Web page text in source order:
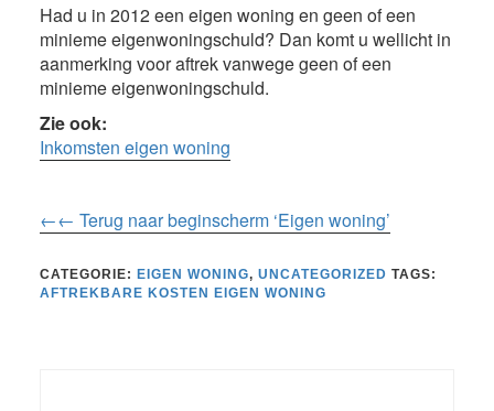
Had u in 2012 een eigen woning en geen of een
minieme eigenwoningschuld? Dan komt u wellicht in
aanmerking voor aftrek vanwege geen of een
minieme eigenwoningschuld.
Zie ook:
Inkomsten eigen woning
←← Terug naar beginscherm ‘Eigen woning’
CATEGORIE: EIGEN WONING, UNCATEGORIZED TAGS:
AFTREKBARE KOSTEN EIGEN WONING